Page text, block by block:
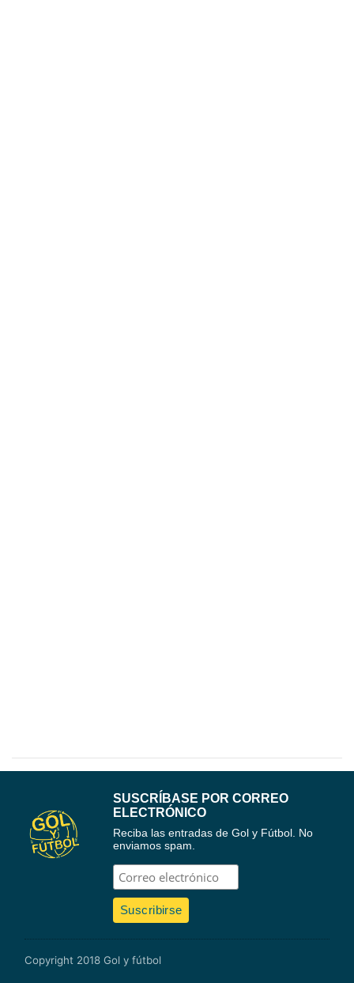
SUSCRÍBASE POR CORREO
ELECTRÓNICO
Reciba las entradas de Gol y Fútbol. No
enviamos spam.
Copyright 2018 Gol y fútbol